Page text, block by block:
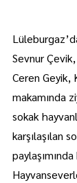
Sevnur
Ceren Geyik,
makamında
sokak
karşılaşılan